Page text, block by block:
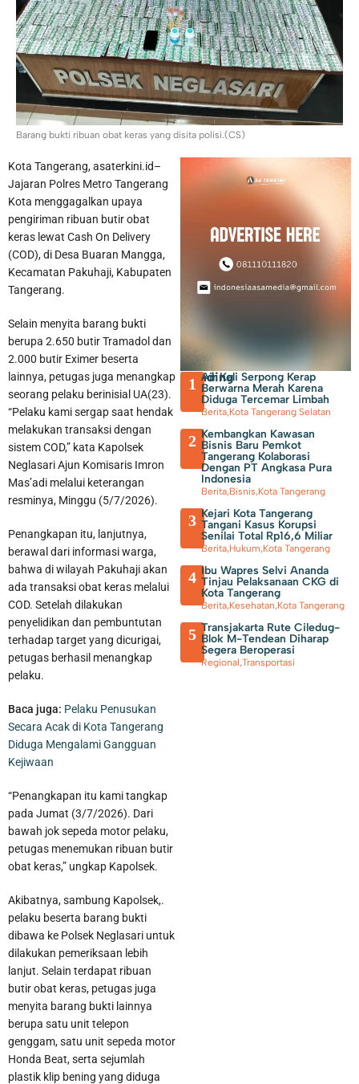
Fiskal dari Pemerintah Pusat Maraknya Curanmor di
Perumnas Tangerang Meresahkan Warga
Barang bukti ribuan obat keras yang disita polisi.(CS)
Kota Tangerang, asaterkini.id–
Jajaran Polres Metro Tangerang
Kota menggagalkan upaya
pengiriman ribuan butir obat
keras lewat Cash On Delivery
(COD), di Desa Buaran Mangga,
Kecamatan Pakuhaji, Kabupaten
Tangerang.
Selain menyita barang bukti
berupa 2.650 butir Tramadol dan
2.000 butir Eximer beserta
lainnya, petugas juga menangkap
seorang pelaku berinisial UA(23).
“Pelaku kami sergap saat hendak
melakukan transaksi dengan
sistem COD,” kata Kapolsek
Neglasari Ajun Komisaris Imron
Mas’adi melalui keterangan
resminya, Minggu (5/7/2026).
Penangkapan itu, lanjutnya,
berawal dari informasi warga,
bahwa di wilayah Pakuhaji akan
ada transaksi obat keras melalui
COD. Setelah dilakukan
penyelidikan dan pembuntutan
terhadap target yang dicurigai,
petugas berhasil menangkap
pelaku.
Baca juga: Pelaku Penusukan
Secara Acak di Kota Tangerang
Diduga Mengalami Gangguan
Kejiwaan
“Penangkapan itu kami tangkap
pada Jumat (3/7/2026). Dari
bawah jok sepeda motor pelaku,
petugas menemukan ribuan butir
obat keras,” ungkap Kapolsek.
Akibatnya, sambung Kapolsek,.
pelaku beserta barang bukti
dibawa ke Polsek Neglasari untuk
dilakukan pemeriksaan lebih
lanjut. Selain terdapat ribuan
butir obat keras, petugas juga
menyita barang bukti lainnya
berupa satu unit telepon
genggam, satu unit sepeda motor
Honda Beat, serta sejumlah
plastik klip bening yang diduga
Trending
1 Air Kali Serpong Kerap
Berwarna Merah Karena
Diduga Tercemar Limbah
Berita,Kota Tangerang Selatan
2 Kembangkan Kawasan
Bisnis Baru Pemkot
Tangerang Kolaborasi
Dengan PT Angkasa Pura
Indonesia
Berita,Bisnis,Kota Tangerang
3 Kejari Kota Tangerang
Tangani Kasus Korupsi
Senilai Total Rp16,6 Miliar
Berita,Hukum,Kota Tangerang
4 Ibu Wapres Selvi Ananda
Tinjau Pelaksanaan CKG di
Kota Tangerang
Berita,Kesehatan,Kota Tangerang
5 Transjakarta Rute Ciledug-
Blok M-Tendean Diharap
Segera Beroperasi
Regional,Transportasi